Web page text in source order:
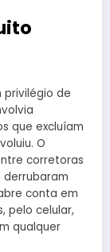
privilégio de
que excluíam
O
corretoras
derrubaram
conta em
pelo celular,
qualquer